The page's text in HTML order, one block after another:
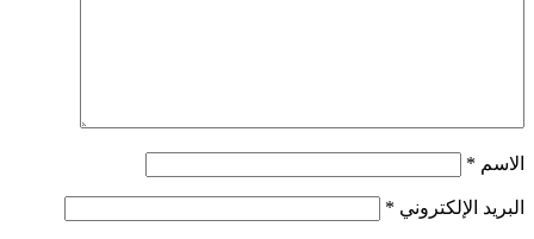
الاسم *
البريد الإلكتروني *